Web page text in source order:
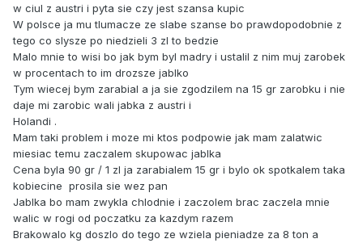
w ciul z austri i pyta sie czy jest szansa kupic
W polsce ja mu tlumacze ze slabe szanse bo prawdopodobnie z
tego co slysze po niedzieli 3 zl to bedzie
Malo mnie to wisi bo jak bym byl madry i ustalil z nim muj zarobek
w procentach to im drozsze jablko
Tym wiecej bym zarabial a ja sie zgodzilem na 15 gr zarobku i nie
daje mi zarobic wali jabka z austri i
Holandi .
Mam taki problem i moze mi ktos podpowie jak mam zalatwic
miesiac temu zaczalem skupowac jablka
Cena byla 90 gr / 1 zl ja zarabialem 15 gr i bylo ok spotkalem taka
kobiecine prosila sie wez pan
Jablka bo mam zwykla chlodnie i zaczolem brac zaczela mnie
walic w rogi od poczatku za kazdym razem
Brakowalo kg doszlo do tego ze wziela pieniadze za 8 ton a